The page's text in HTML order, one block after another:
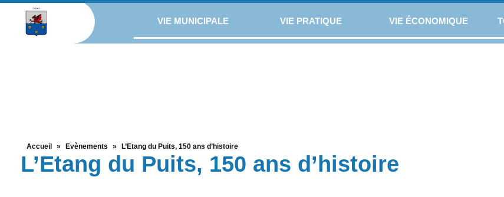
VIE MUNICIPALE VIE PRATIQUE VIE ÉCONOMIQUE
Accueil » Evènements » L’Etang du Puits, 150 ans d’histoire
L’Etang du Puits, 150 ans d’histoire